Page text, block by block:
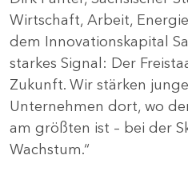
Wirtschaft, Arbeit,
dem Innovationskapital
starkes Signal: Der
Zukunft. Wir stärken
Unternehmen dort, wo
am größten ist – bei der
Wachstum.“